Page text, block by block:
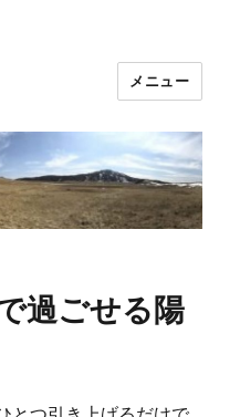
メニュー
過ごせる陽